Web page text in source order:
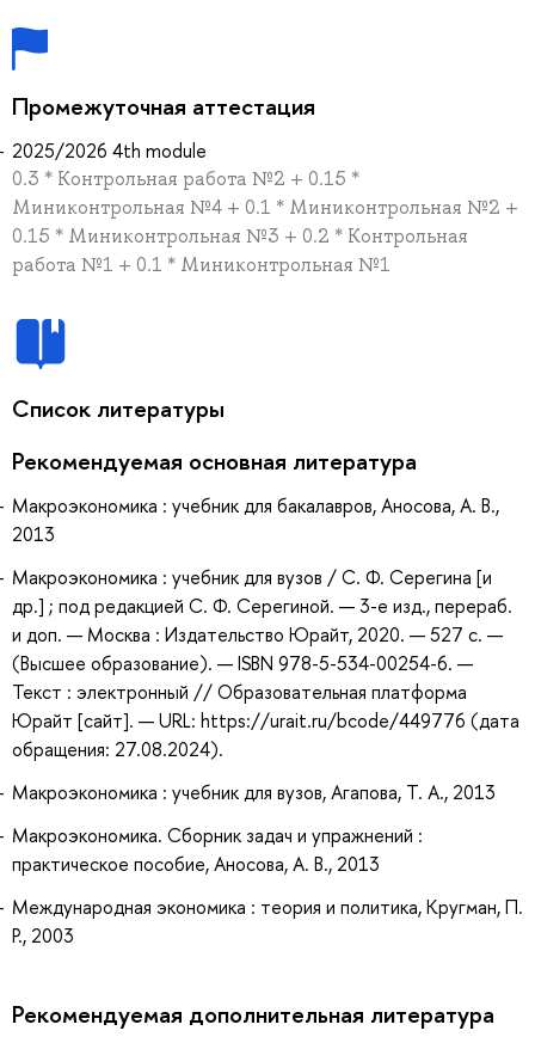
Промежуточная аттестация
2025/2026 4th module
0.3 * Контрольная работа №2 + 0.15 *
Миниконтрольная №4 + 0.1 * Миниконтрольная №2 +
0.15 * Миниконтрольная №3 + 0.2 * Контрольная
работа №1 + 0.1 * Миниконтрольная №1
Список литературы
Рекомендуемая основная литература
Макроэкономика : учебник для бакалавров, Аносова, А. В.,
2013
Макроэкономика : учебник для вузов / С. Ф. Серегина [и
др.] ; под редакцией С. Ф. Серегиной. — 3-е изд., перераб.
и доп. — Москва : Издательство Юрайт, 2020. — 527 с. —
(Высшее образование). — ISBN 978-5-534-00254-6. —
Текст : электронный // Образовательная платформа
Юрайт [сайт]. — URL: https://urait.ru/bcode/449776 (дата
обращения: 27.08.2024).
Макроэкономика : учебник для вузов, Агапова, Т. А., 2013
Макроэкономика. Сборник задач и упражнений :
практическое пособие, Аносова, А. В., 2013
Международная экономика : теория и политика, Кругман, П.
Р., 2003
Рекомендуемая дополнительная литература